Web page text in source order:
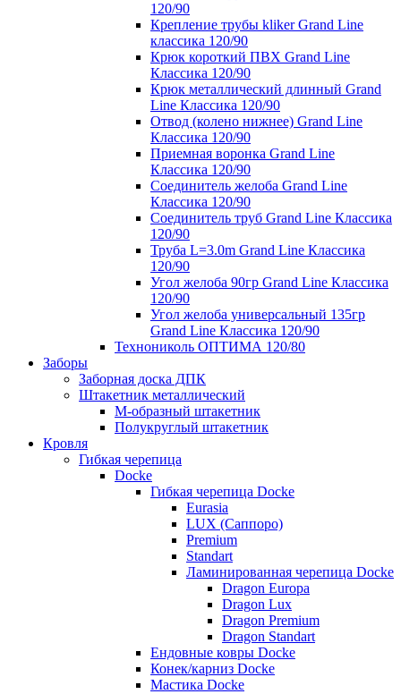
120/90
Крепление трубы kliker Grand Line
классика 120/90
Крюк короткий ПВХ Grand Line
Классика 120/90
Крюк металлический длинный Grand
Line Классика 120/90
Отвод (колено нижнее) Grand Line
Классика 120/90
Приемная воронка Grand Line
Классика 120/90
Соединитель желоба Grand Line
Классика 120/90
Соединитель труб Grand Line Классика
120/90
Труба L=3.0m Grand Line Классика
120/90
Угол желоба 90гр Grand Line Классика
120/90
Угол желоба универсальный 135гр
Grand Line Классика 120/90
Технониколь ОПТИМА 120/80
Заборы
Заборная доска ДПК
Штакетник металлический
М-образный штакетник
Полукруглый штакетник
Кровля
Гибкая черепица
Docke
Гибкая черепица Docke
Eurasia
LUX (Саппоро)
Premium
Standart
Ламинированная черепица Docke
Dragon Europa
Dragon Lux
Dragon Premium
Dragon Standart
Ендовные ковры Docke
Конек/карниз Docke
Мастика Docke